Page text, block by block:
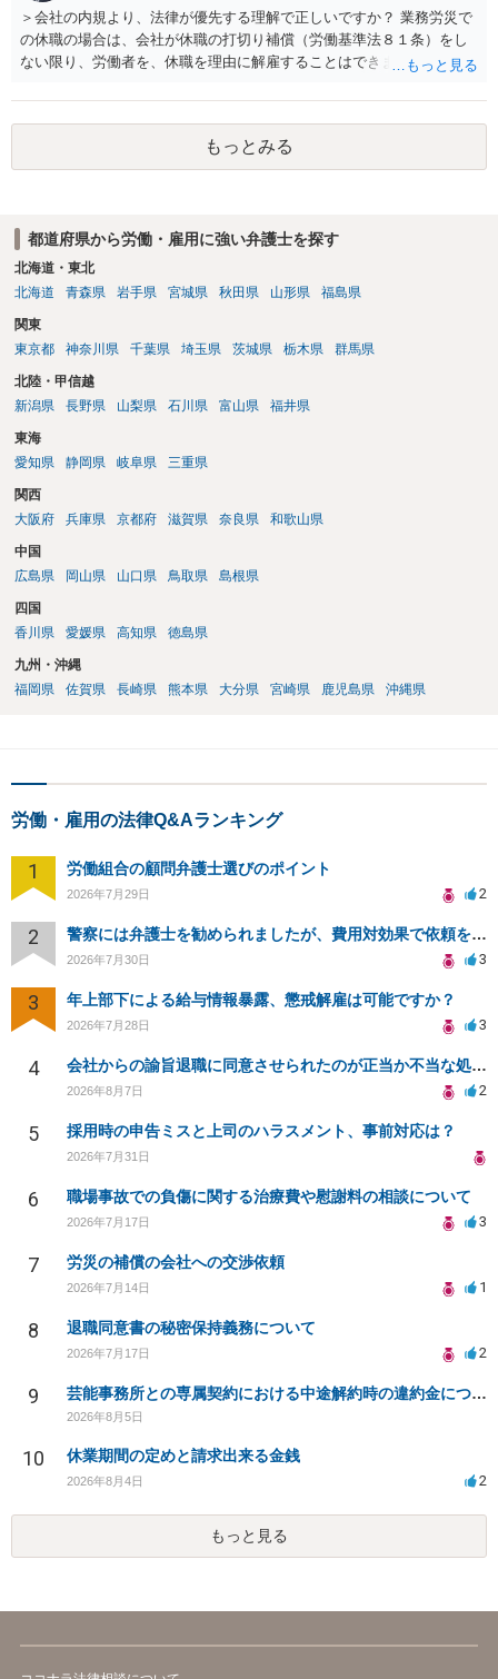
費・未回収費用のみ」に限定する、などが典型です。 ・弁護士に契約
前に契約書の内容をレビューしてもらう価値は十分にあると思われま
す。 争点は、契約類型が雇用か業務委託か、実態として労働者性があ
るか、解除事由が双方にどう定められているか、違約金の算定根拠が
合理的か、という複数論点に分かれます。契約前なら、交渉のパワー
バランスの問題もありますが、修正余地があるうえ、後から争うより
コストを抑えやすいので、資料等を持参の上弁護士に確認されること
をお勧めします。 ・事務所側の解除でも、解除理由によってはタレン
は、合理性や対価性を欠くとして争いやすいです。逆に、タレント側
あります。
＞会社の内規より、法律が優先する理解で正しいですか？ 業務労災で
の休職の場合は、会社が休職の打切り補償（労働基準法８１条）をし
ない限り、労働者を、休職を理由に解雇することはできません（労働
期間満了による退職は、業務労災への適用はありませんので、ご安心
ください。 仮に会社が打切り補償をせずに解雇した場合は、不当解雇
に当たります。 ＞労災の休業補償と、所得補償保険の保険金とは別
に、受け取れる金銭はありますでしょうか？ 業務労災の場合は、会社
逸失利益等）が認められる可能性が高いと思われます。 また、業務労
災での第三者行為傷害（同僚の不注意等による事故）の場合は、当該
第三者の賠償責任も考えられます。 労災で支払われた分は、損害額か
は、第三者から支払ってもらうことになります。 会社等との交渉が必
要になると思います（良い会社でしたら、自ら話してくると思います
が・・・）。極めて専門的な話ですので、詳細もしくは対応を最寄り
もっとみる
都道府県から労働・雇用に強い弁護士を探す
北海道・東北
北海道
青森県 岩手県 宮城県 秋田県 山形県 福島県
関東
東京都
神奈川県 千葉県 埼玉県 茨城県 栃木県 群馬県
北陸・甲信越
新潟県
長野県 山梨県 石川県 富山県 福井県
東海
愛知県
静岡県 岐阜県 三重県
関西
大阪府
兵庫県 京都府 滋賀県 奈良県 和歌山県
中国
広島県
岡山県 山口県 鳥取県 島根県
四国
香川県
愛媛県 高知県 徳島県
九州・沖縄
福岡県
佐賀県 長崎県 熊本県 大分県 宮崎県 鹿児島県 沖縄県
労働・雇用の法律Q&Aランキング
1 労働組合の顧問弁護士選びのポイント
2026年7月29日 2
2 警察には弁護士を勧められましたが、費用対効果で依頼をすることを躊躇しています。
2026年7月30日 3
3 年上部下による給与情報暴露、懲戒解雇は可能ですか？
2026年7月28日 3
4 会社からの諭旨退職に同意させられたのが正当か不当な処分かどうか教えてほしい
2026年8月7日 2
5 採用時の申告ミスと上司のハラスメント、事前対応は？
2026年7月31日
6 職場事故での負傷に関する治療費や慰謝料の相談について
2026年7月17日 3
7 労災の補償の会社への交渉依頼
2026年7月14日 1
8 退職同意書の秘密保持義務について
2026年7月17日 2
9 芸能事務所との専属契約における中途解約時の違約金について相談したいです
2026年8月5日
10 休業期間の定めと請求出来る金銭
2026年8月4日 2
もっと見る